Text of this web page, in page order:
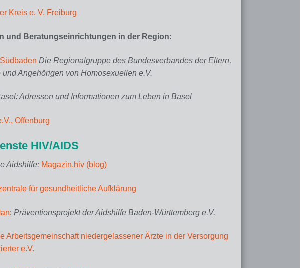
Kreis e. V. Freiburg
und Beratungseinrichtungen in der Region:
Die Regionalgruppe des Bundesverbandes der Eltern,
und Angehörigen von Homosexuellen e.V.
Adressen und Informationen zum Leben in Basel
Offenburg
HIV/AIDS
Aidshilfe: Magazin.hiv (blog)
für gesundheitliche Aufklärung
: Präventionsprojekt der Aidshilfe Baden-Württemberg e.V.
Arbeitsgemeinschaft niedergelassener Ärzte in der Versorgung
e.V.